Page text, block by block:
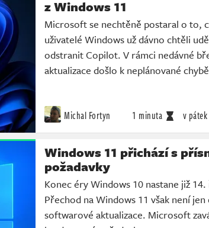
z Windows 11
Microsoft se nechtěně postaral o to,
uživatelé Windows už dávno chtěli
odstranit Copilot. V rámci nedávné
aktualizace došlo k neplánované
Michal Fortyn 1 minuta v pátek
Windows 11 přichází s
požadavky
Konec éry Windows 10 nastane již
Přechod na Windows 11 však není jen
softwarové aktualizace. Microsoft